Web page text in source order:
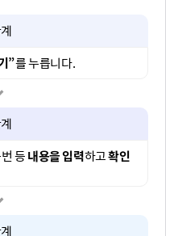
”를 누릅니다.
등내용을 입력하고확인